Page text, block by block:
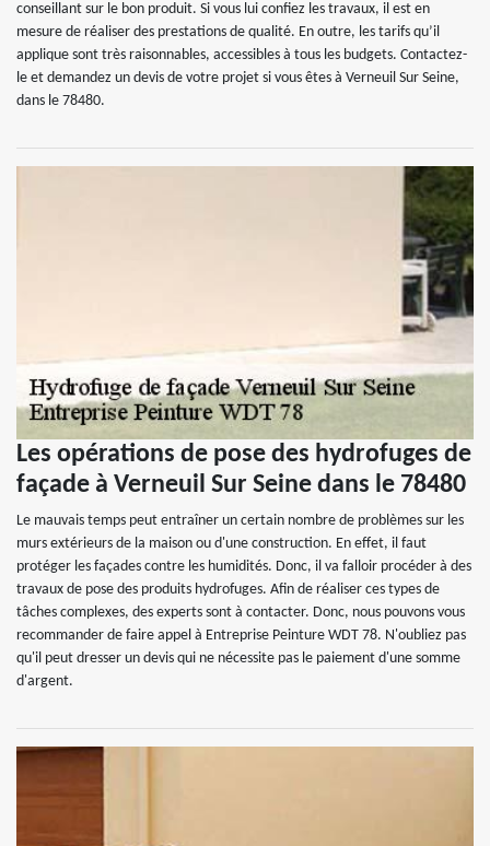
conseillant sur le bon produit. Si vous lui confiez les travaux, il est en
mesure de réaliser des prestations de qualité. En outre, les tarifs qu’il
applique sont très raisonnables, accessibles à tous les budgets. Contactez-
le et demandez un devis de votre projet si vous êtes à Verneuil Sur Seine,
dans le 78480.
Les opérations de pose des hydrofuges de
façade à Verneuil Sur Seine dans le 78480
Le mauvais temps peut entraîner un certain nombre de problèmes sur les
murs extérieurs de la maison ou d'une construction. En effet, il faut
protéger les façades contre les humidités. Donc, il va falloir procéder à des
travaux de pose des produits hydrofuges. Afin de réaliser ces types de
tâches complexes, des experts sont à contacter. Donc, nous pouvons vous
recommander de faire appel à Entreprise Peinture WDT 78. N'oubliez pas
qu'il peut dresser un devis qui ne nécessite pas le paiement d'une somme
d'argent.